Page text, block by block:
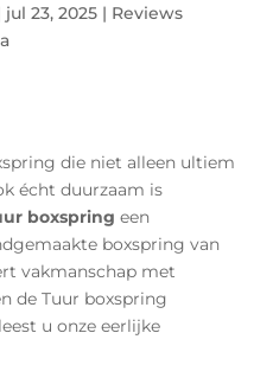
jul 23, 2025 | Reviews
die niet alleen ultiem
écht duurzaam is
boxspring een
boxspring van
vakmanschap met
de Tuur boxspring
u onze eerlijke